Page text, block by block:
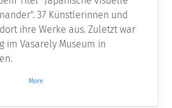
37 Künstlerinnen und
ihre Werke aus. Zuletzt war
im Vasarely Museum in
More